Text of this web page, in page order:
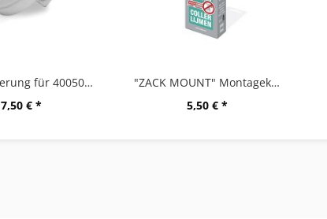
Wandhalterung für 40050-60/63/65/80
7,50 € *
"ZACK MOUNT" Montagekleber, 6g
5,50 € *